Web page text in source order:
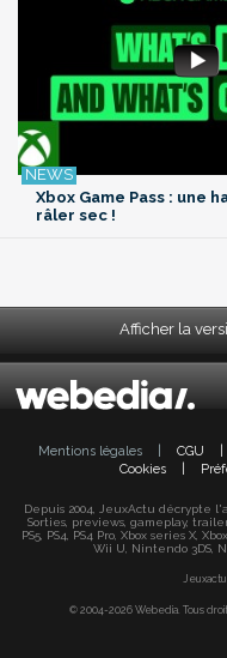
Xbox Game Pass : une
râler sec !
Afficher la
Mentions légales CGU
Cookies
Depuis 2004, JeuxActu décrypte
Sorties, previews, gameplay,
PS5, PS4, PS4 Pro, Xbox series X,
Wii U, Nintendo 3DS,
© 2004-2026 Webedia. Tous